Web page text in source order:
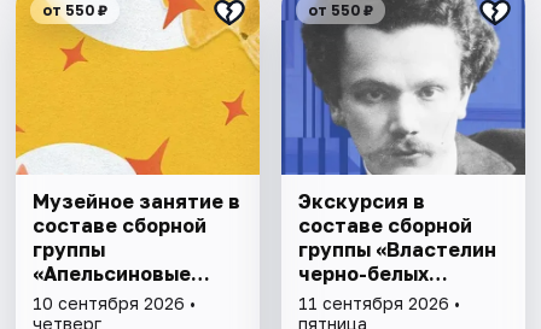
от 550 ₽
Музейное занятие в
составе сборной
группы
«Апельсиновые
истории»
10 сентября 2026 •
четверг
от 550 ₽
Экскурсия в
составе сборной
группы «Властелин
черно-белых
клавиш»
11 сентября 2026 •
пятница